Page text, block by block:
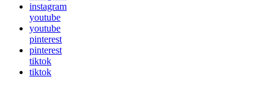
instagram
youtube
youtube
pinterest
pinterest
tiktok
tiktok